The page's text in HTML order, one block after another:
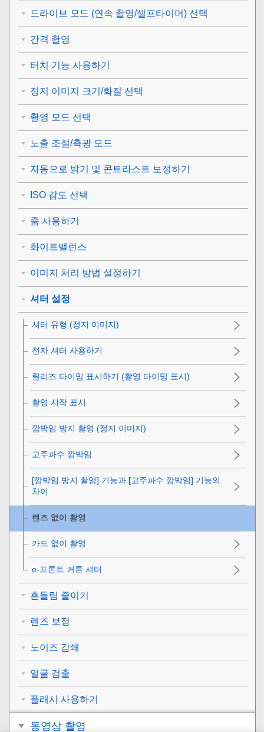
드라이브 모드 (연속 촬영/셀프타이머) 선택
간격 촬영
터치 기능 사용하기
정지 이미지 크기/화질 선택
촬영 모드 선택
노출 조절/측광 모드
자동으로 밝기 및 콘트라스트 보정하기
ISO 감도 선택
줌 사용하기
화이트밸런스
이미지 처리 방법 설정하기
셔터 설정
셔터 유형 (정지 이미지)
전자 셔터 사용하기
릴리즈 타이밍 표시하기 (촬영 타이밍 표시)
촬영 시작 표시
깜박임 방지 촬영 (정지 이미지)
고주파수 깜박임
[깜박임 방지 촬영] 기능과 [고주파수 깜박임] 기능의
차이
렌즈 없이 촬영
카드 없이 촬영
e-프론트 커튼 셔터
흔들림 줄이기
렌즈 보정
노이즈 감쇄
얼굴 검출
플래시 사용하기
동영상 촬영